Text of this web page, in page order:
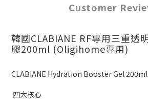
Customer
韓國CLABIANE RF專用三重透
膠200ml (Oligihome專用)
CLABIANE Hydration Booster Gel 200ml
四大核心